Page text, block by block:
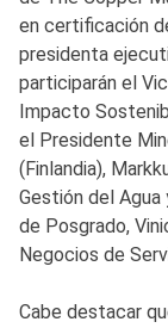
en certificación
presidenta
participarán el
Impacto
el Presidente
(Finlandia),
Gestión del Agua
de Posgrado,
Negocios de
Cabe destacar